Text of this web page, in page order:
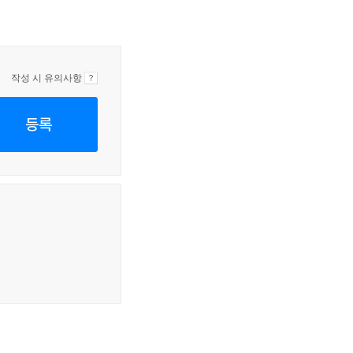
작성 시 유의사항
등록